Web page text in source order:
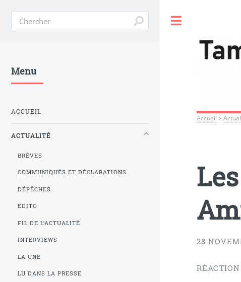
Accueil >
28
Menu
ACCUEIL
ACTUALITÉ
BRÈVES
COMMUNIQUÉS ET DÉCLARATIONS
DÉPÊCHES
EDITO
FIL DE L’ACTUALITÉ
INTERVIEWS
LA UNE
LU DANS LA PRESSE